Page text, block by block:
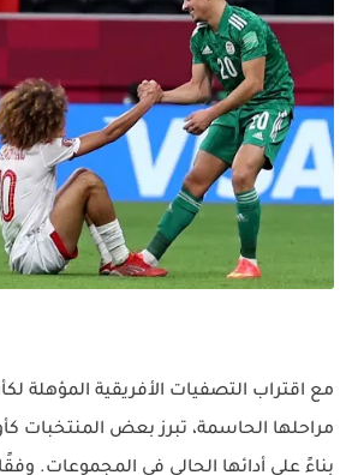
مراحلها الحاسمة، تبرز بعض المنتخبات
بناءً على أدائها الحالي في المجموعات.